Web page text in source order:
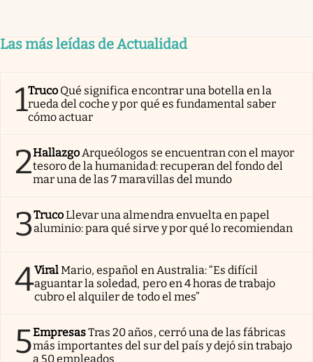
Las más leídas de Actualidad
1Truco Qué significa encontrar una botella en la
rueda del coche y por qué es fundamental saber
cómo actuar
2HallazgoArqueólogos se encuentran con el mayor
tesoro de la humanidad: recuperan del fondo del
mar una de las 7 maravillas del mundo
3TrucoLlevar una almendra envuelta en papel
aluminio: para qué sirve y por qué lo recomiendan
4ViralMario, español en Australia: “Es difícil
aguantar la soledad, pero en 4 horas de trabajo
cubro el alquiler de todo el mes”
5EmpresasTras 20 años, cerró una de las fábricas
más importantes del sur del país y dejó sin trabajo
a 50 empleados